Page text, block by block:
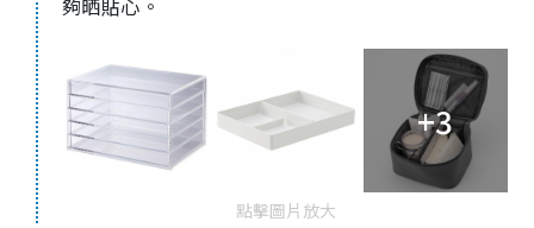
夠晒貼心。
+3
點擊圖片放大